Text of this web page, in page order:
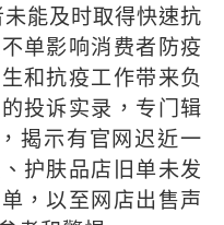
能及时取得快速抗
单影响消费者防疫
和抗疫工作带来负
投诉实录，专门辑
揭示有官网迟近一
护肤品店旧单未发
，以至网店出售声